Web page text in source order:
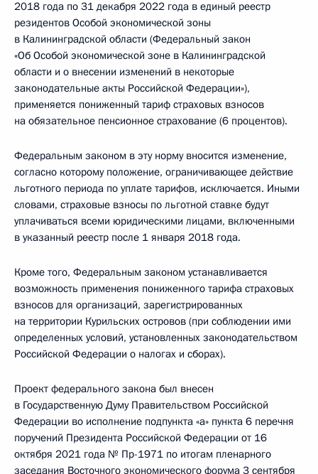
2018 года по 31 декабря 2022 года в единый реестр
резидентов Особой экономической зоны
в Калининградской области (Федеральный закон
«Об Особой экономической зоне в Калининградской
области и о внесении изменений в некоторые
законодательные акты Российской Федерации»),
применяется пониженный тариф страховых взносов
на обязательное пенсионное страхование (6 процентов).
Федеральным законом в эту норму вносится изменение,
согласно которому положение, ограничивающее действие
льготного периода по уплате тарифов, исключается. Иными
словами, страховые взносы по льготной ставке будут
уплачиваться всеми юридическими лицами, включенными
в указанный реестр после 1 января 2018 года.
Кроме того, Федеральным законом устанавливается
возможность применения пониженного тарифа страховых
взносов для организаций, зарегистрированных
на территории Курильских островов (при соблюдении ими
определенных условий, установленных законодательством
Российской Федерации о налогах и сборах).
Проект федерального закона был внесен
в Государственную Думу Правительством Российской
Федерации во исполнение подпункта «а» пункта 6 перечня
поручений Президента Российской Федерации от 16
октября 2021 года № Пр-1971 по итогам пленарного
заседания Восточного экономического форума 3 сентября